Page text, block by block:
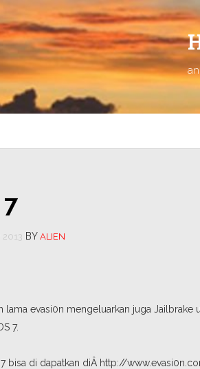
2013 BY ALIEN
evasi0n mengeluarkan juga Jailbrake
7.
7 bisa di dapatkan diÂ http://